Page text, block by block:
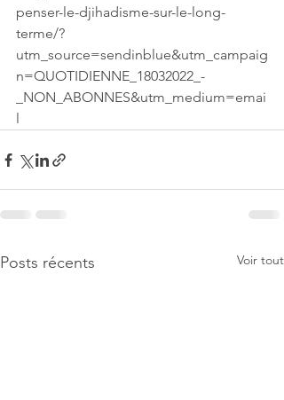
penser-le-djihadisme-sur-le-long-
terme/?
utm_source=sendinblue&utm_campaig
n=QUOTIDIENNE_18032022_-
_NON_ABONNES&utm_medium=emai
l
Posts récents Voir tout